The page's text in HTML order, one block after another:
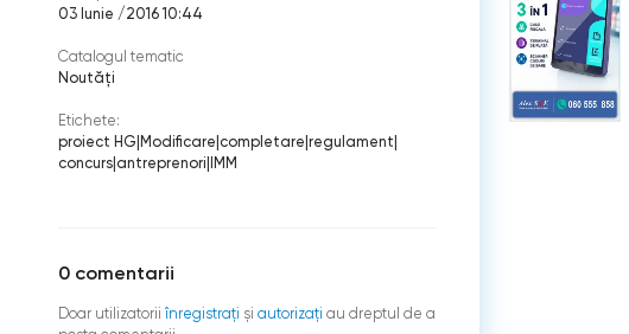
03 Iunie /2016 10:44
Catalogul tematic
Noutăți
Etichete:
proiect HG Modificare completare regulament
concurs| antreprenori IMM
0 comentarii
Doar utilizatorii înregistraţi şi autorizați au dreptul de a